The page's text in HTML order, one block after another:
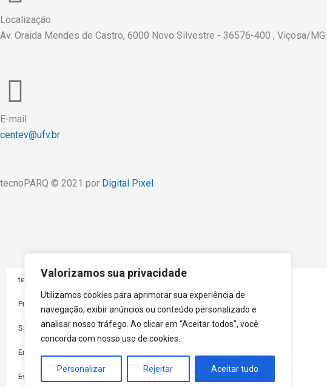
Valorizamos sua privacidade
Utilizamos cookies para aprimorar sua experiência de
navegação, exibir anúncios ou conteúdo personalizado e
analisar nosso tráfego. Ao clicar em “Aceitar todos”, você
concorda com nosso uso de cookies.
Personalizar Rejeitar Aceitar tudo
Localização
Av. Oraida Mendes de Castro, 6000 Novo Silvestre - 36576-400 , Viçosa/MG.
E-mail
centev@ufv.br
tecnoPARQ © 2021 por Digital Pixel
tecnoPARQ
Programas
Sala de Imprensa
Empresas
Eventos